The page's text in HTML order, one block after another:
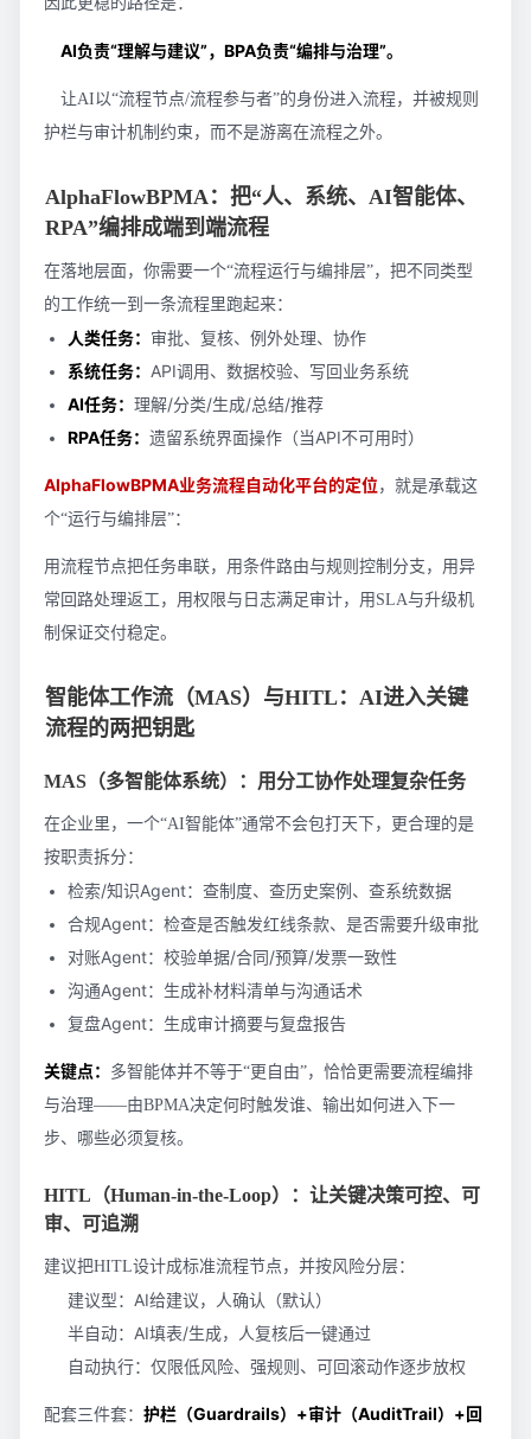
AI负责“理解与建议”，BPA负责“编排与治理”。
让AI以“流程节点/流程参与者”的身份进入流程，并被规则
护栏与审计机制约束，而不是游离在流程之外。
AlphaFlowBPMA：把“人、系统、AI智能体、
RPA”编排成端到端流程
在落地层面，你需要一个“流程运行与编排层”，把不同类型
的工作统一到一条流程里跑起来：
人类任务： 审批、复核、例外处理、协作
系统任务： API调用、数据校验、写回业务系统
AI任务： 理解/分类/生成/总结/推荐
RPA任务： 遗留系统界面操作（当API不可用时）
AlphaFlowBPMA业务流程自动化平台的定位 ，就是承载这
个“运行与编排层”：
用流程节点把任务串联，用条件路由与规则控制分支，用异
常回路处理返工，用权限与日志满足审计，用SLA与升级机
制保证交付稳定。
智能体工作流（MAS）与HITL：AI进入关键
流程的两把钥匙
MAS（多智能体系统）：用分工协作处理复杂任务
在企业里，一个“AI智能体”通常不会包打天下，更合理的是
按职责拆分：
检索/知识Agent：查制度、查历史案例、查系统数据
合规Agent：检查是否触发红线条款、是否需要升级审批
对账Agent：校验单据/合同/预算/发票一致性
沟通Agent：生成补材料清单与沟通话术
复盘Agent：生成审计摘要与复盘报告
关键点：
多智能体并不等于“更自由”，恰恰更需要流程编排
与治理——由BPMA决定何时触发谁、输出如何进入下一
步、哪些必须复核。
HITL（Human-in-the-Loop）：让关键决策可控、可
审、可追溯
建议把HITL设计成标准流程节点，并按风险分层：
建议型：AI给建议，人确认（默认）
半自动：AI填表/生成，人复核后一键通过
自动执行：仅限低风险、强规则、可回滚动作逐步放权
配套三件套： 护栏（Guardrails）+审计（AuditTrail）+回